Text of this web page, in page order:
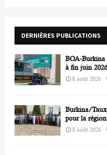
r
DERNIÈRES PUBLICATIONS
BOA-Burkina
à fin juin 2026
8 août 2026
Burkina/
pour la
8 août 2026